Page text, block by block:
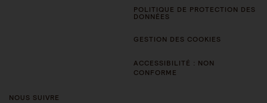
POLITIQUE DE PROTECTION DES
DONNÉES
GESTION DES COOKIES
ACCESSIBILITÉ : NON
CONFORME
NOUS SUIVRE